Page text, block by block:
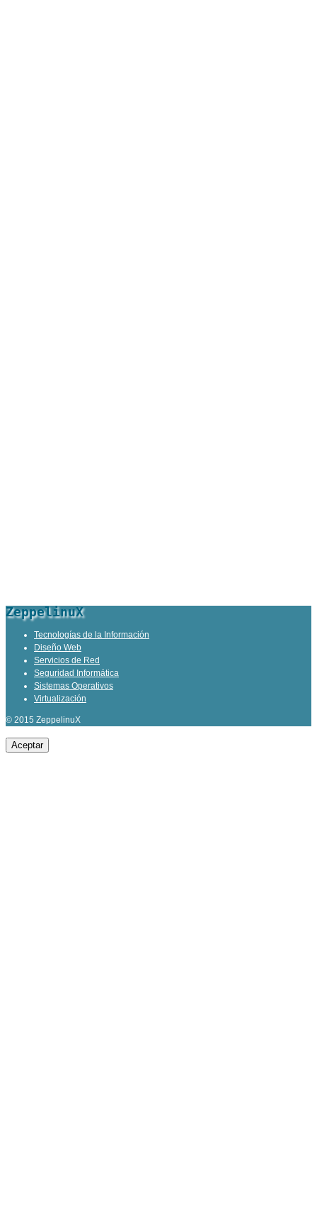
ZeppelinuX
Tecnologías de la Información
Diseño Web
Servicios de Red
Seguridad Informática
Sistemas Operativos
Virtualización
© 2015 ZeppelinuX
Aceptar